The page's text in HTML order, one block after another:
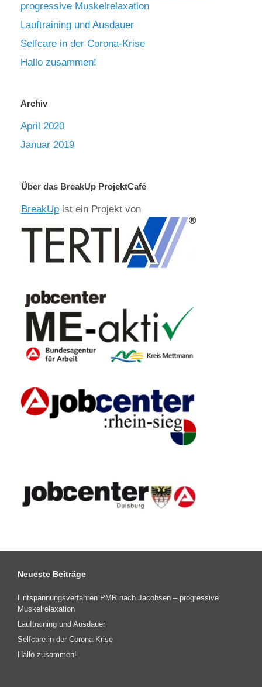
progressive Muskelrelaxation
Lauftraining und Ausdauer
Selfcare in der Corona-Krise
Hallo zusammen!
Archiv
April 2020
Januar 2019
Über das BreakUp ProjektCafé
BreakUp ist ein Projekt von
Neueste Beiträge
Entspannungsverfahren PMR nach Jacobsen – progressive
Muskelrelaxation
Lauftraining und Ausdauer
Selfcare in der Corona-Krise
Hallo zusammen!